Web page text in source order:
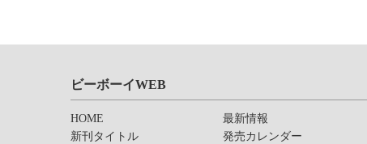
ビーボーイWEB
HOME
新刊タイトル
最新情報
発売カレンダー